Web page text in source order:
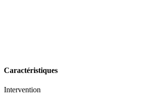
Caractéristiques
Intervention